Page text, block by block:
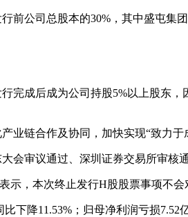
公司总股本的30%，其中盛屯集
完成后成为公司持股5%以上股东
链合作及协同，加快实现“致力于
审议通过、深圳证券交易所审核
，本次终止发行H股股票事项不会
下降11.53%；归母净利润亏损